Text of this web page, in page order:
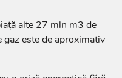
alte 27 mln m3 de
gaz este de aproximativ